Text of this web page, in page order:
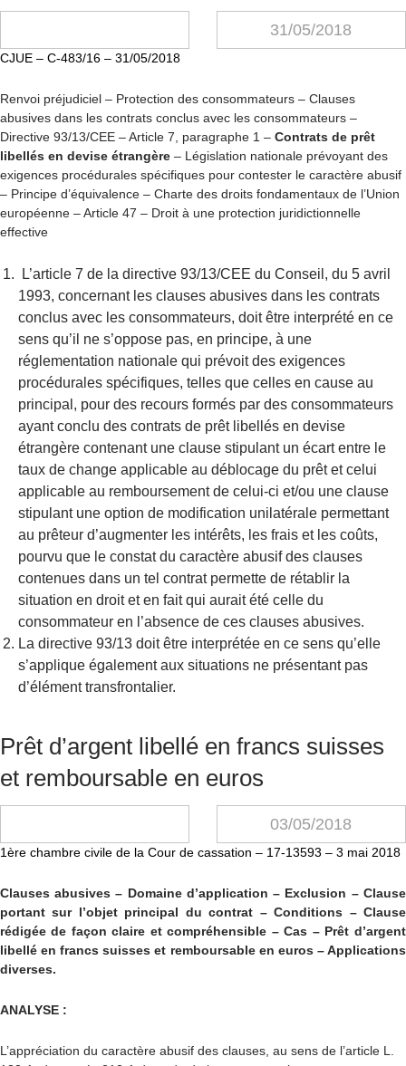
31/05/2018
CJUE – C-483/16 – 31/05/2018
Renvoi préjudiciel – Protection des consommateurs – Clauses
abusives dans les contrats conclus avec les consommateurs –
Directive 93/13/CEE – Article 7, paragraphe 1 – Contrats de prêt
libellés en devise étrangère – Législation nationale prévoyant des
exigences procédurales spécifiques pour contester le caractère abusif
– Principe d’équivalence – Charte des droits fondamentaux de l’Union
européenne – Article 47 – Droit à une protection juridictionnelle
effective
L’article 7 de la directive 93/13/CEE du Conseil, du 5 avril
1993, concernant les clauses abusives dans les contrats
conclus avec les consommateurs, doit être interprété en ce
sens qu’il ne s’oppose pas, en principe, à une
réglementation nationale qui prévoit des exigences
procédurales spécifiques, telles que celles en cause au
principal, pour des recours formés par des consommateurs
ayant conclu des contrats de prêt libellés en devise
étrangère contenant une clause stipulant un écart entre le
taux de change applicable au déblocage du prêt et celui
applicable au remboursement de celui-ci et/ou une clause
stipulant une option de modification unilatérale permettant
au prêteur d’augmenter les intérêts, les frais et les coûts,
pourvu que le constat du caractère abusif des clauses
contenues dans un tel contrat permette de rétablir la
situation en droit et en fait qui aurait été celle du
consommateur en l’absence de ces clauses abusives.
La directive 93/13 doit être interprétée en ce sens qu’elle
s’applique également aux situations ne présentant pas
d’élément transfrontalier.
Prêt d’argent libellé en francs suisses
et remboursable en euros
03/05/2018
1ère chambre civile de la Cour de cassation – 17-13593 – 3 mai 2018
Clauses abusives – Domaine d’application – Exclusion – Clause
portant sur l’objet principal du contrat – Conditions – Clause
rédigée de façon claire et compréhensible – Cas – Prêt d’argent
libellé en francs suisses et remboursable en euros – Applications
diverses.
ANALYSE :
L’appréciation du caractère abusif des clauses, au sens de l’article L.